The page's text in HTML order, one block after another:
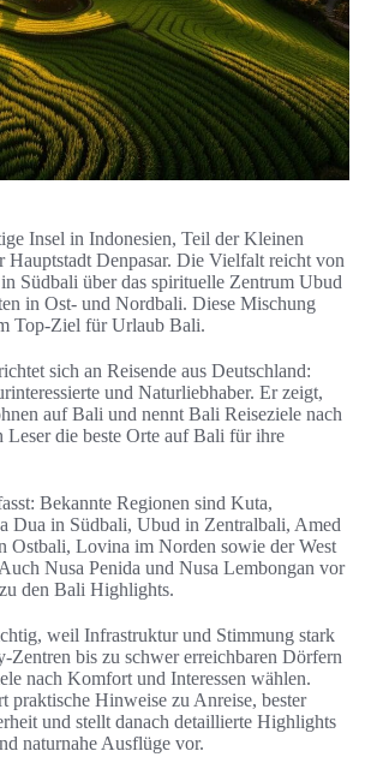
Insel in Indonesien, Teil der Kleinen
Hauptstadt Denpasar. Die Vielfalt reicht von
Südbali über das spirituelle Zentrum Ubud
in Ost- und Nordbali. Diese Mischung
Top‑Ziel für Urlaub Bali.
sich an Reisende aus Deutschland:
und Naturliebhaber. Er zeigt,
auf Bali und nennt Bali Reiseziele nach
Leser die beste Orte auf Bali für ihre
Bekannte Regionen sind Kuta,
Dua in Südbali, Ubud in Zentralbali, Amed
Ostbali, Lovina im Norden sowie der West
Nusa Penida und Nusa Lembongan vor
den Bali Highlights.
weil Infrastruktur und Stimmung stark
bis zu schwer erreichbaren Dörfern
nach Komfort und Interessen wählen.
praktische Hinweise zu Anreise, bester
und stellt danach detaillierte Highlights
naturnahe Ausflüge vor.